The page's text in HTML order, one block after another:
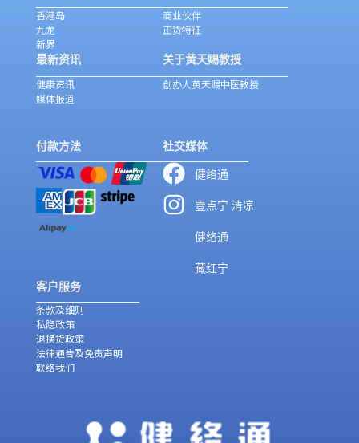
香港岛
九龙
新界
商业伙伴
正货特征
最新资讯
健康资讯
媒体报道
关于黄天赐教授
创办人黄天赐中医教授
付款方法 社交媒体
健络通
壹点宁 清凉
健络通
藏红宁
客户服务
条款及细则
私隐政策
退换货政策
法律通告及免责声明
联络我们